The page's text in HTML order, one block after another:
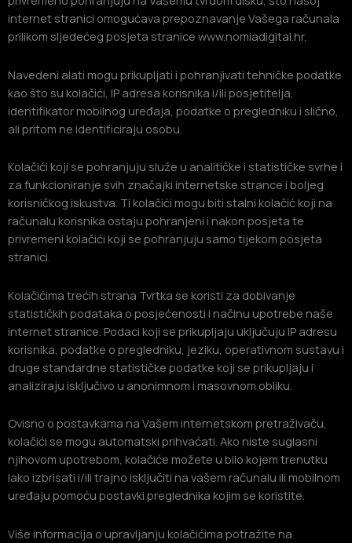
internet stranici omogućava prepoznavanje Vašega računala
prilikom sljedećeg posjeta stranice www.nomiadigital.hr.
Navedeni alati mogu prikupljati i pohranjivati tehničke podatke
kao što su kolačići, IP adresa korisnika i/ili posjetitelja,
identifikator mobilnog uređaja, podatke o pregledniku i slično,
ali pritom ne identificiraju osobu.
Kolačići koji se pohranjuju služe u analitičke i statističke svrhe i
za funkcioniranje svih značajki internetske strance i boljeg
korisničkog iskustva. Ti kolačići mogu biti stalni kolačić koji na
računalu korisnika ostaju pohranjeni i nakon posjeta te
privremeni kolačići koji se pohranjuju samo tijekom posjeta
stranici.
Kolačićima trećih strana Tvrtka se koristi za dobivanje
statističkih podataka o posjećenosti i načinu upotrebe naše
internet stranice. Podaci koji se prikupljaju uključuju IP adresu
korisnika, podatke o pregledniku, jeziku, operativnom sustavu i
druge standardne statističke podatke koji se prikupljaju i
analiziraju isključivo u anonimnom i masovnom obliku.
Ovisno o postavkama na Vašem internetskom pretraživaču,
kolačići se mogu automatski prihvaćati. Ako niste suglasni
njihovom upotrebom, kolačiće možete u bilo kojem trenutku
lako izbrisati i/ili trajno isključiti na vašem računalu ili mobilnom
uređaju pomoću postavki preglednika kojim se koristite.
Više informacija o upravljanju kolačićima potražite na